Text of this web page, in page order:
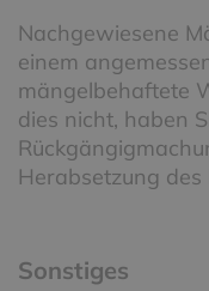
Nachgewiesene
einem
mängelbehaftete
dies nicht, haben
Herabsetzung des
Sonstiges